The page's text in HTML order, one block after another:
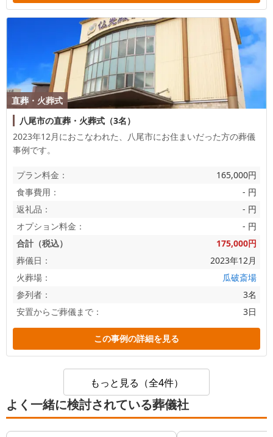
直葬・火葬式
八尾市の直葬・火葬式（3名）
2023年12月におこなわれた、
八尾市にお住まいだった方の葬儀
事例です。
プラン料金：
165,000円
食事費用：
- 円
返礼品：
- 円
オプション料金：
- 円
合計（税込）
175,000円
葬儀日：
2023年12月
火葬場：
瓜破斎場
参列者：
3名
安置からご葬儀まで：
3日
この事例の詳細を見る
もっと見る（全4件）
よく一緒に検討されている葬儀社